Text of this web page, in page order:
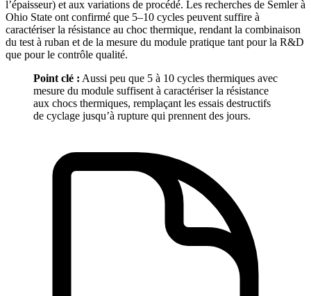
l’épaisseur) et aux variations de procédé. Les recherches de Semler à
Ohio State ont confirmé que 5–10 cycles peuvent suffire à
caractériser la résistance au choc thermique, rendant la combinaison
du test à ruban et de la mesure du module pratique tant pour la R&D
que pour le contrôle qualité.
Point clé : Aussi peu que 5 à 10 cycles thermiques avec
mesure du module suffisent à caractériser la résistance
aux chocs thermiques, remplaçant les essais destructifs
de cyclage jusqu’à rupture qui prennent des jours.